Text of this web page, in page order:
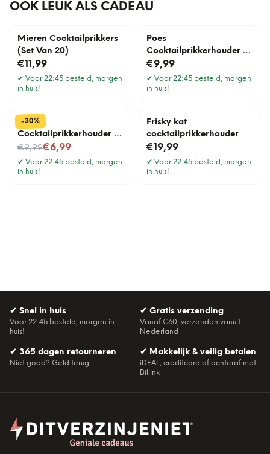
OOK LEUK ALS CADEAU
Mieren Cocktailprikkers
(Set Van 20)
€11,99
✔ Voor 22:45 besteld, morgen
in huis!
Poes
Cocktailprikkerhouder –
Zwart
€9,99
✔ Voor 22:45 besteld, morgen
in huis!
-30%
Poes
Cocktailprikkerhouder –
Grijs
€9,99
Nu voor€6,99
✔ Voor 22:45 besteld, morgen
in huis!
Frisky kat
cocktailprikkerhouder
€19,99
✔ Voor 22:45 besteld, morgen
in huis!
✔ Snel in huis
Voor 22:45 besteld, morgen in
huis!
✔ Gratis verzending
Vanaf €60, verzonden vanuit
Nederland
✔ 365 dagen retourneren
Niet goed? Geld terug.
✔ Makkelijk & veilig betalen
iDEAL, creditcard of achteraf met
Billink